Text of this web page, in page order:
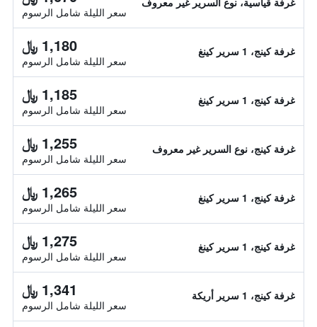
سعر الليلة شامل الرسوم
غرفة كينج، 1 سرير كينغ 1,180 ﷼
سعر الليلة شامل الرسوم
غرفة كينج، 1 سرير كينغ 1,185 ﷼
سعر الليلة شامل الرسوم
غرفة كينج، نوع السرير غير معروف 1,255 ﷼
سعر الليلة شامل الرسوم
غرفة كينج، 1 سرير كينغ 1,265 ﷼
سعر الليلة شامل الرسوم
غرفة كينج، 1 سرير كينغ 1,275 ﷼
سعر الليلة شامل الرسوم
غرفة كينج، 1 سرير أريكة 1,341 ﷼
سعر الليلة شامل الرسوم